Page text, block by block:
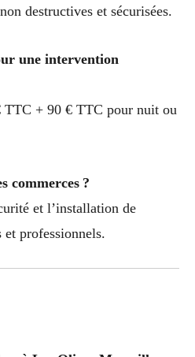
destructives et sécurisées.
une intervention
TTC + 90 € TTC pour nuit ou
commerces ?
et l’installation de
et professionnels.